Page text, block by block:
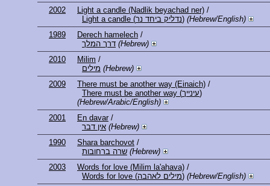
2002
Light a candle (Nadlik beyachad ner) /
Light a candle (נדליק ביחד נר) (Hebrew/English)
1989
Derech hamelech /
דרך המלך (Hebrew)
2010
Milim /
מילים (Hebrew)
2009
There must be another way (Einaich) /
There must be another way (עינייך)
(Hebrew/Arabic/English)
2001
En davar/
אין דבר (Hebrew)
1990
Shara barchovot /
שרה ברחובות (Hebrew)
2003
Words for love (Milim la'ahava) /
Words for love (מילים לאהבה) (Hebrew/English)